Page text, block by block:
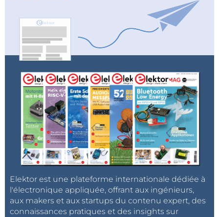
Elektor est une plateforme internationale dédiée à
l'électronique appliquée, offrant aux ingénieurs,
aux makers et aux startups du contenu expert, des
connaissances pratiques et des insights sur